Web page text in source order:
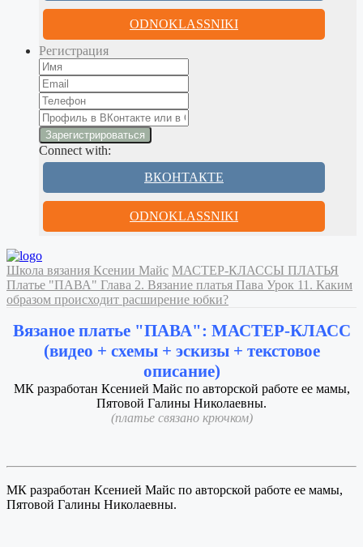
ODNOKLASSNIKI
Регистрация
Connect with:
ВКОНТАКТЕ
ODNOKLASSNIKI
Школа вязания Ксении Майс МАСТЕР-КЛАССЫ ПЛАТЬЯ
Платье "ПАВА" Глава 2. Вязание платья Пава Урок 11. Каким
образом происходит расширение юбки?
Вязаное платье "ПАВА": МАСТЕР-КЛАСС
(видео + схемы + эскизы + текстовое
описание)
МК разработан Ксенией Майс по авторской работе ее мамы,
Пятовой Галины Николаевны.
(платье связано крючком)
МК разработан Ксенией Майс по авторской работе ее мамы,
Пятовой Галины Николаевны.